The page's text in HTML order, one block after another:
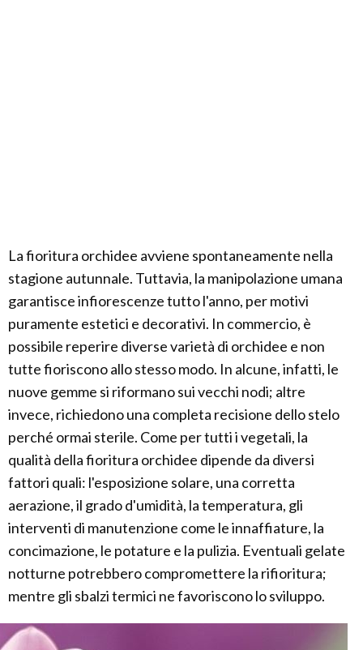
La fioritura orchidee avviene spontaneamente nella
stagione autunnale. Tuttavia, la manipolazione umana
garantisce infiorescenze tutto l'anno, per motivi
puramente estetici e decorativi. In commercio, è
possibile reperire diverse varietà di orchidee e non
tutte fioriscono allo stesso modo. In alcune, infatti, le
nuove gemme si riformano sui vecchi nodi; altre
invece, richiedono una completa recisione dello stelo
perché ormai sterile. Come per tutti i vegetali, la
qualità della fioritura orchidee dipende da diversi
fattori quali: l'esposizione solare, una corretta
aerazione, il grado d'umidità, la temperatura, gli
interventi di manutenzione come le innaffiature, la
concimazione, le potature e la pulizia. Eventuali gelate
notturne potrebbero compromettere la rifioritura;
mentre gli sbalzi termici ne favoriscono lo sviluppo.